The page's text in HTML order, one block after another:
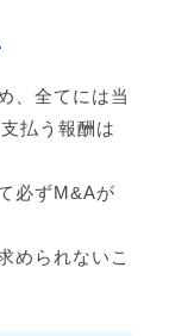
、全てには当
払う報酬は
必ずM&Aが
められないこ